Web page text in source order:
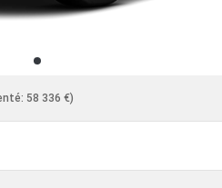
58 336 €)